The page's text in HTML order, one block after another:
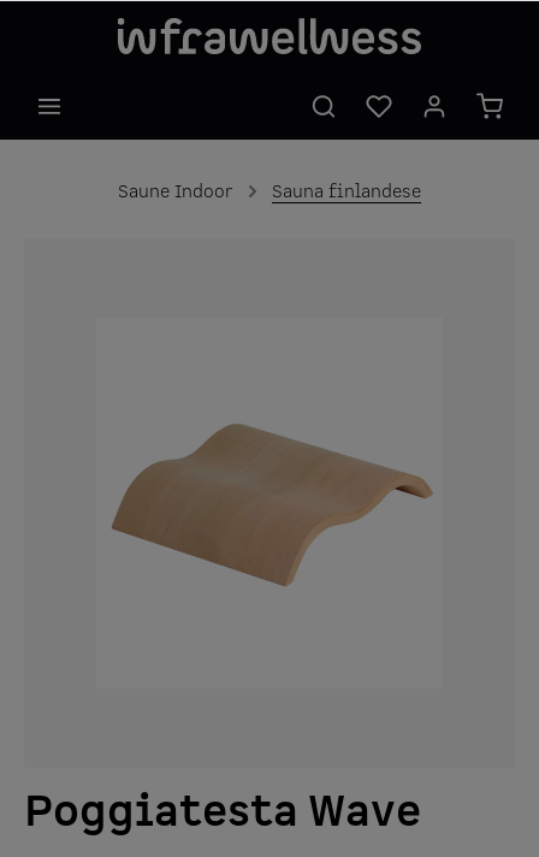
Saune Indoor Sauna finlandese
Poggiatesta Wave